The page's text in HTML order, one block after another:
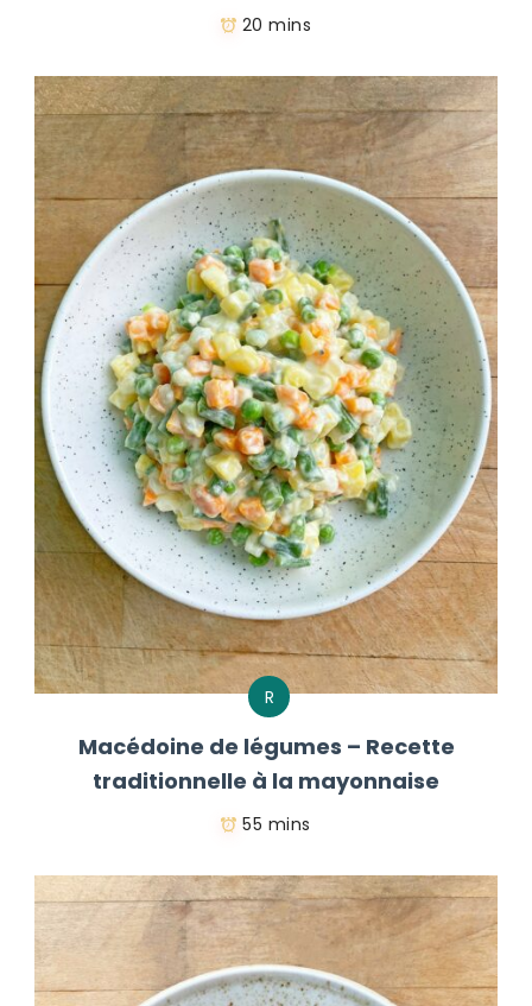
20 mins
R
Macédoine de légumes – Recette
traditionnelle à la mayonnaise
55 mins